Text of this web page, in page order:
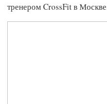
тренером CrossFit в